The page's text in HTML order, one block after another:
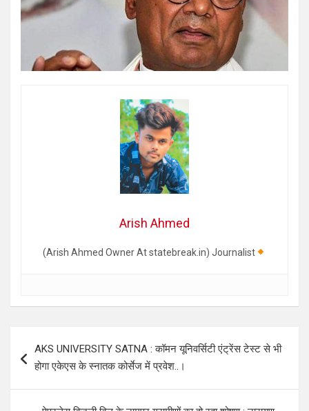
Arish Ahmed
(Arish Ahmed Owner At statebreak.in) Journalist
navigation
AKS UNIVERSITY SATNA : कॉमन यूनिवर्सिटी एंट्रेंस टेस्ट से भी
होगा एकेएस के स्नातक कोर्सेज में प्रवेश..।